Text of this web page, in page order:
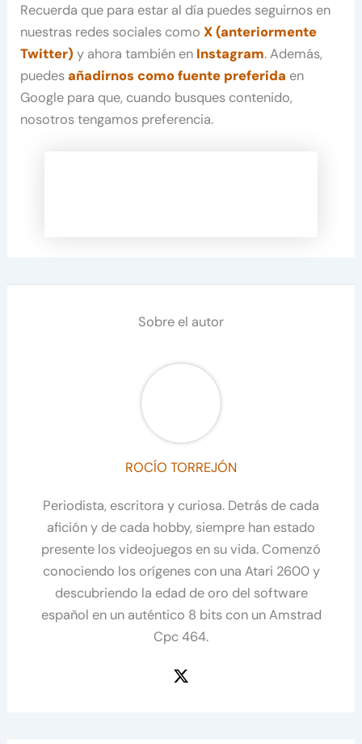
Recuerda que para estar al día puedes seguirnos en
nuestras redes sociales comoX (anteriormente
Twitter) y ahora también en Instagram. Además,
puedesañadirnos como fuente preferida en
Google para que, cuando busques contenido,
nosotros tengamos preferencia.
Sobre el autor
ROCÍO TORREJÓN
Periodista, escritora y curiosa. Detrás de cada
afición y de cada hobby, siempre han estado
presente los videojuegos en su vida. Comenzó
conociendo los orígenes con una Atari 2600 y
descubriendo la edad de oro del software
español en un auténtico 8 bits con un Amstrad
Cpc 464.